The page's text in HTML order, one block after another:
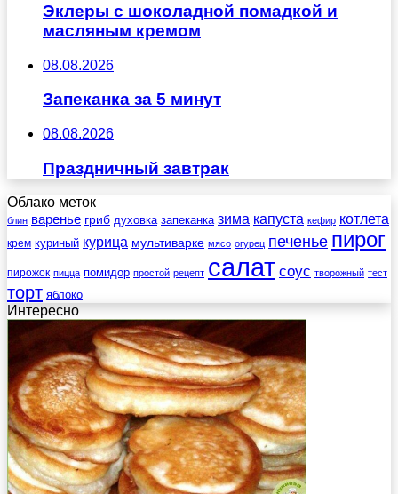
Эклеры с шоколадной помадкой и
масляным кремом
08.08.2026
Запеканка за 5 минут
08.08.2026
Праздничный завтрак
Облако меток
блин варенье гриб духовка запеканка зима капуста кефир котлета
крем куриный курица мультиварке мясо огурец печенье пирог
пирожок пицца помидор простой рецепт салат соус творожный тест
торт яблоко
Интересно